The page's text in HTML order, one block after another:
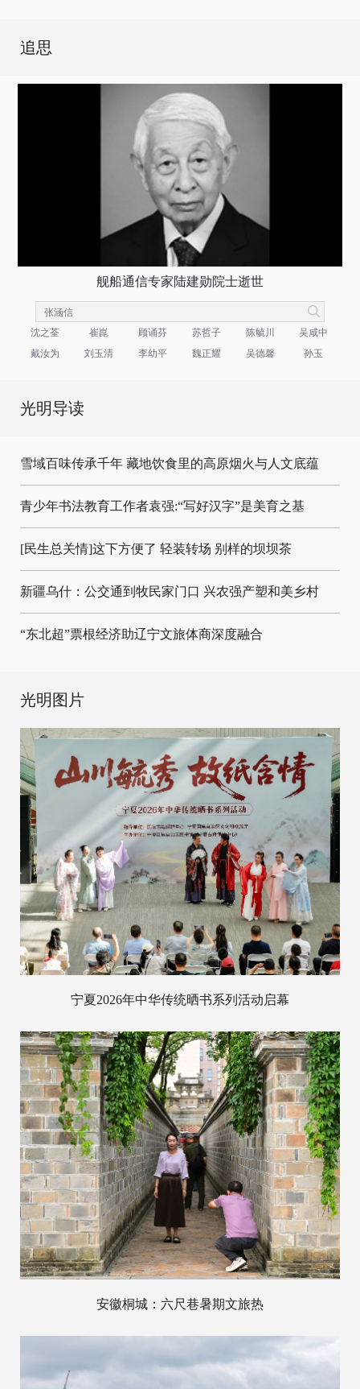
追思
舰船通信专家陆建勋院士逝世
沈之荃 崔崑 顾诵芬 苏哲子 陈毓川
吴咸中
戴汝为
刘玉清 李幼平 魏正耀 吴德馨 孙玉
光明导读
雪域百味传承千年 藏地饮食里的高原烟火与人文底蕴
青少年书法教育工作者袁强:“写好汉字”是美育之基
[民生总关情]这下方便了 轻装转场 别样的坝坝茶
新疆乌什：公交通到牧民家门口 兴农强产塑和美乡村
“东北超”票根经济助辽宁文旅体商深度融合
光明图片
宁夏2026年中华传统晒书系列活动启幕
安徽桐城：六尺巷暑期文旅热